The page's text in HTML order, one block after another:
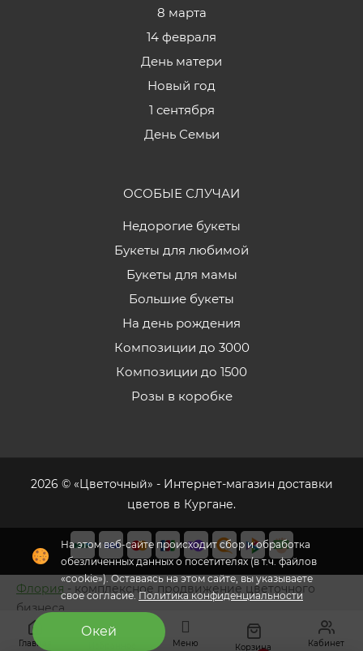
Главная Меню Корзина Кабинет
На этом веб-сайте происходит сбор и обработка
обезличенных данных о посетителях (в т.ч. файлов
«cookie»). Оставаясь на этом сайте, вы указываете
свое согласие.Политика конфиденциальности
Окей
8 марта
14 февраля
День матери
Новый год
1 сентября
День Семьи
ОСОБЫЕ СЛУЧАИ
Недорогие букеты
Букеты для любимой
Букеты для мамы
Большие букеты
На день рождения
Композиции до 3000
Композиции до 1500
Розы в коробке
2026 © «Цветочный» - Интернет-магазин доставки
цветов в Кургане.
Флория - комплексное продвижение цветочного
бизнеса